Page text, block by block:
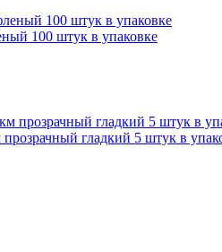
100 штук в упаковке
гладкий 5 штук в